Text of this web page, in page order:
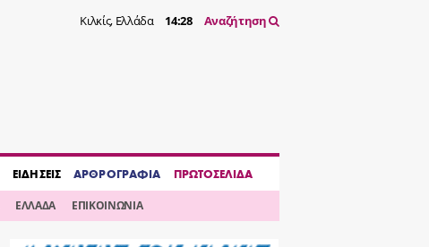
Κιλκίς, Ελλάδα 14:28 Αναζήτηση
ΕΙΔΗΣΕΙΣ ΑΡΘΡΟΓΡΑΦΙΑ ΠΡΩΤΟΣΕΛΙΔΑ
ΕΛΛΑΔΑ ΕΠΙΚΟΙΝΩΝΙΑ